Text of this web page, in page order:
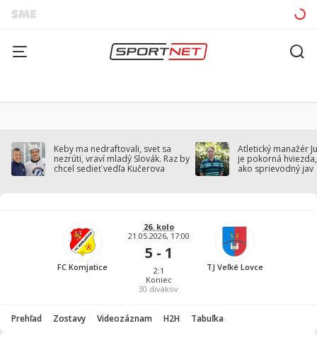
Keby ma nedraftovali, svet sa
nezrúti, vraví mladý Slovák. Raz by
chcel sedieť vedľa Kučerova
Atletický manažér
je pokorná
ako sprievodný jav
FC Komjatice
26. kolo
21.05.2026, 17:00
5 - 1
2:1
Koniec
30 divákov
TJ Veľké Lovce
Prehľad Zostavy Videozáznam H2H Tabuľka